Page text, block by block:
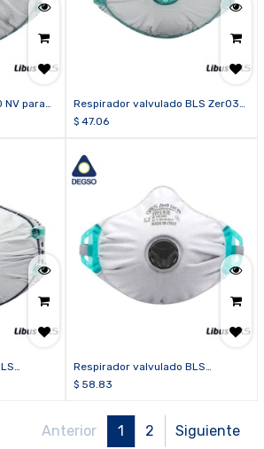
NV para
de 10
Respirador valvulado BLS Zer030
para partículas FFP3 R D (caja de
$ 47.06
R D
Respirador valvulado BLS
Zer032CFR para soldadura FFP3
ácidos, vapores orgánicos y
ozono (caja de 5 unidades)
$ 58.83
Anterior 1 2 Siguiente